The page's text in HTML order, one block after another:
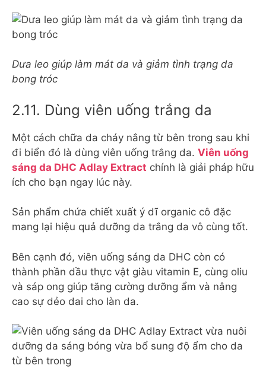
Dưa leo giúp làm mát da và giảm tình trạng da
bong tróc
2.11. Dùng viên uống trắng da
Một cách chữa da cháy nắng từ bên trong sau khi
đi biển đó là dùng viên uống trắng da. Viên uống
sáng da DHC Adlay Extract chính là giải pháp hữu
ích cho bạn ngay lúc này.
Sản phẩm chứa chiết xuất ý dĩ organic cô đặc
mang lại hiệu quả dưỡng da trắng da vô cùng tốt.
Bên cạnh đó, viên uống sáng da DHC còn có
thành phần dầu thực vật giàu vitamin E, cùng oliu
và sáp ong giúp tăng cường dưỡng ẩm và nâng
cao sự dẻo dai cho làn da.